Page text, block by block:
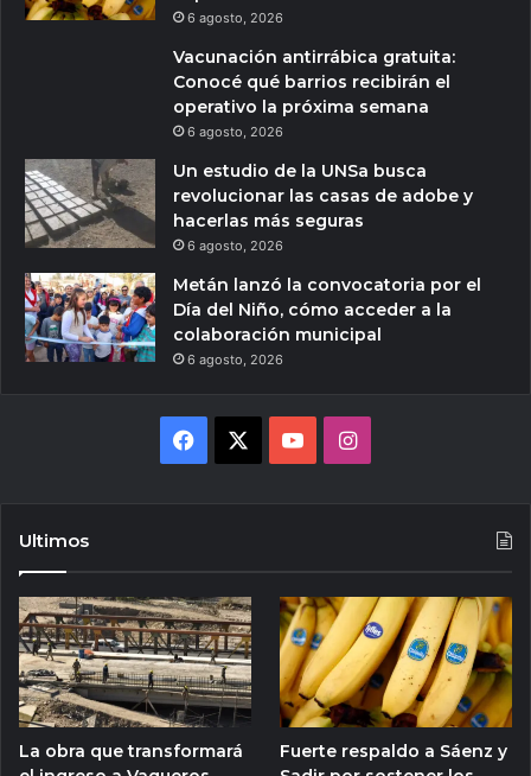
6 agosto, 2026
Vacunación antirrábica gratuita:
Conocé qué barrios recibirán el
operativo la próxima semana
6 agosto, 2026
Un estudio de la UNSa busca
revolucionar las casas de adobe y
hacerlas más seguras
6 agosto, 2026
Metán lanzó la convocatoria por el
Día del Niño, cómo acceder a la
colaboración municipal
6 agosto, 2026
Facebook YouTubeInstagram
Ultimos
La obra que transformará
Fuerte respaldo a Sáenz y